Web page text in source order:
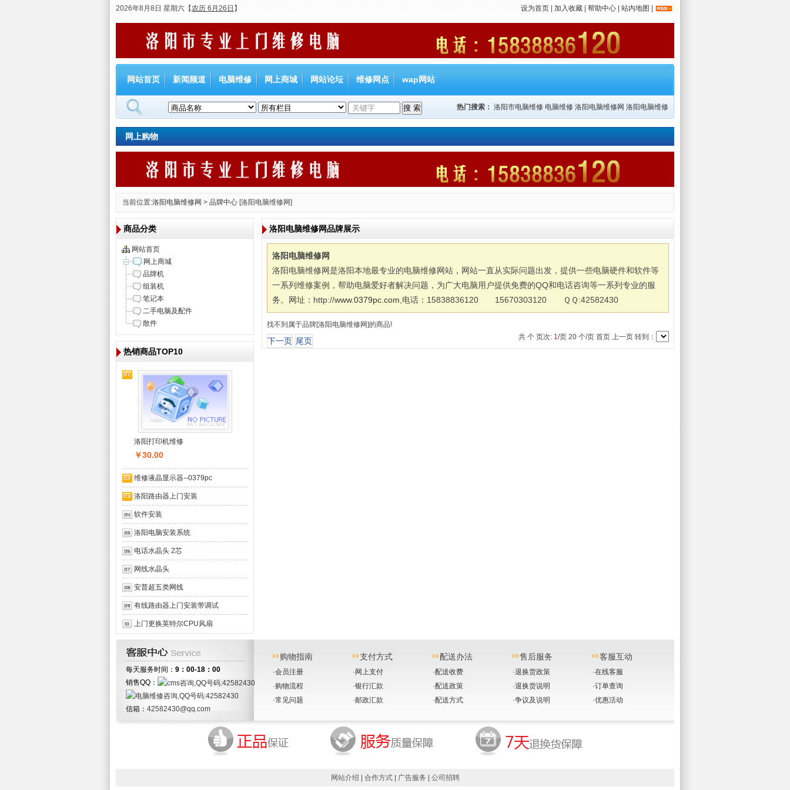
2026年8月8日 星期六 【农历 6月26日 】 设为首页 加入收藏 帮助中心 站内地图
网站首页 新闻频道 电脑维修 网上商城 网站论坛 维修网点 wap网站
热门搜索： 洛阳市电脑维修 电脑维修 洛阳电脑维修网 洛阳电脑维修
网上购物
当前位置:洛阳电脑维修网 > 品牌中心 [洛阳电脑维修网]
商品分类
网站首页
网上商城
品牌机
组装机
笔记本
二手电脑及配件
散件
热销商品TOP10
洛阳打印机维修
￥30.00
维修液晶显示器--0379pc
洛阳路由器上门安装
软件安装
洛阳电脑安装系统
电话水晶头 2芯
网线水晶头
安普超五类网线
有线路由器上门安装带调试
上门更换英特尔CPU风扇
洛阳电脑维修网品牌展示
洛阳电脑维修网
洛阳电脑维修网是洛阳本地最专业的电脑维修网站，网站一直从实际问题出发，提供一些电脑硬件和软件等
一系列维修案例，帮助电脑爱好者解决问题，为广大电脑用户提供免费的QQ和电话咨询等一系列专业的服
务。网址：http://www.0379pc.com ,电话：15838836120 15670303120 ＱＱ:42582430
找不到属于品牌[洛阳电脑维修网]的商品!
共 个 页次: 1/页 20 个/页 首页 上一页
下一页 尾页 转到：
每天服务时间： 9：00-18：00
销售QQ：
信箱： 42582430@qq.com
购物指南
·会员注册
·购物流程
·常见问题
支付方式
· 网上支付
·银行汇款
·邮政汇款
配送办法
·配送收费
·配送政策
·配送方式
售后服务
·退换货政策
·退换货说明
·争议及说明
客服互动
·在线客服
·订单查询
·优惠活动
网站介绍 合作方式| 广告服务
公司招聘